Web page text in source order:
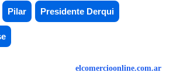
Pilar Presidente Derqui
elcomercioonline.com.ar